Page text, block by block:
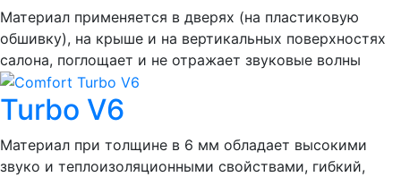
Материал применяется в дверях (на пластиковую
обшивку), на крыше и на вертикальных поверхностях
салона, поглощает и не отражает звуковые волны
Turbo V6
Материал при толщине в 6 мм обладает высокими
звуко и теплоизоляционными свойствами, гибкий,